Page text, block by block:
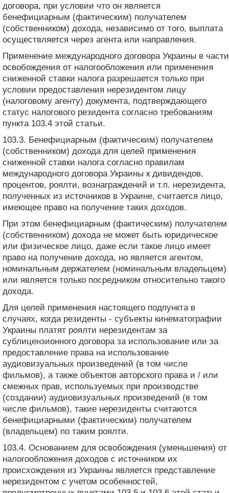
договора, при условии что он является
бенефициарным (фактическим) получателем
(собственником) дохода, независимо от того, выплата
осуществляется через агента или направления.
Применение международного договора Украины в части
освобождения от налогообложения или применения
сниженной ставки налога разрешается только при
условии предоставления нерезидентом лицу
(налоговому агенту) документа, подтверждающего
статус налогового резидента согласно требованиям
пункта 103.4 этой статьи.
103.3. Бенефициарным (фактическим) получателем
(собственником) дохода для целей применения
сниженной ставки налога согласно правилам
международного договора Украины к дивидендов,
процентов, роялти, вознаграждений и т.п. нерезидента,
полученных из источников в Украине, считается лицо,
имеющее право на получение таких доходов.
При этом бенефициарным (фактическим) получателем
(собственником) дохода не может быть юридическое
или физическое лицо, даже если такое лицо имеет
право на получение дохода, но является агентом,
номинальным держателем (номинальным владельцем)
или является только посредником относительно такого
дохода.
Для целей применения настоящего подпункта в
случаях, когда резиденты - субъекты кинематографии
Украины платят роялти нерезидентам за
сублицензионного договора за использование или за
предоставление права на использование
аудиовизуальных произведений (в том числе
фильмов), а также объектов авторского права и / или
смежных прав, используемых при производстве
(создании) аудиовизуальных произведений (в том
числе фильмов), такие нерезиденты считаются
бенефициарными (фактическим) получателем
(владельцем) по таким роялти.
103.4. Основанием для освобождения (уменьшения) от
налогообложения доходов с источником их
происхождения из Украины является представление
нерезидентом с учетом особенностей,